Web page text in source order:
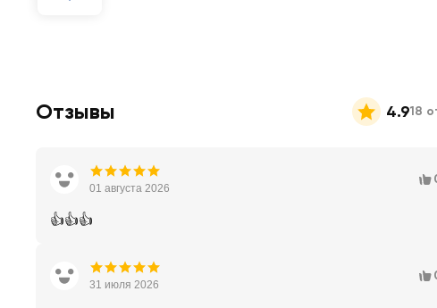
Отзывы 4.918
01 августа 2026
👍👍👍
31 июля 2026